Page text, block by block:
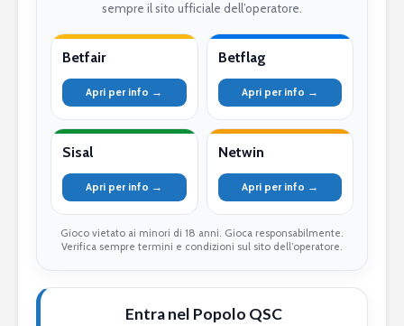
sempre il sito ufficiale dell’operatore.
Betfair
Apri per info →
Betflag
Apri per info →
Sisal
Apri per info →
Netwin
Apri per info →
Gioco vietato ai minori di 18 anni. Gioca responsabilmente.
Verifica sempre termini e condizioni sul sito dell’operatore.
Entra nel Popolo QSC